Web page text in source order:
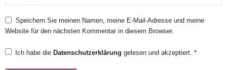
Speichern Sie meinen Namen, meine E-Mail-Adresse und meine
Website für den nächsten Kommentar in diesem Browser.
Ich habe die Datenschutzerklärung gelesen und akzeptiert. *